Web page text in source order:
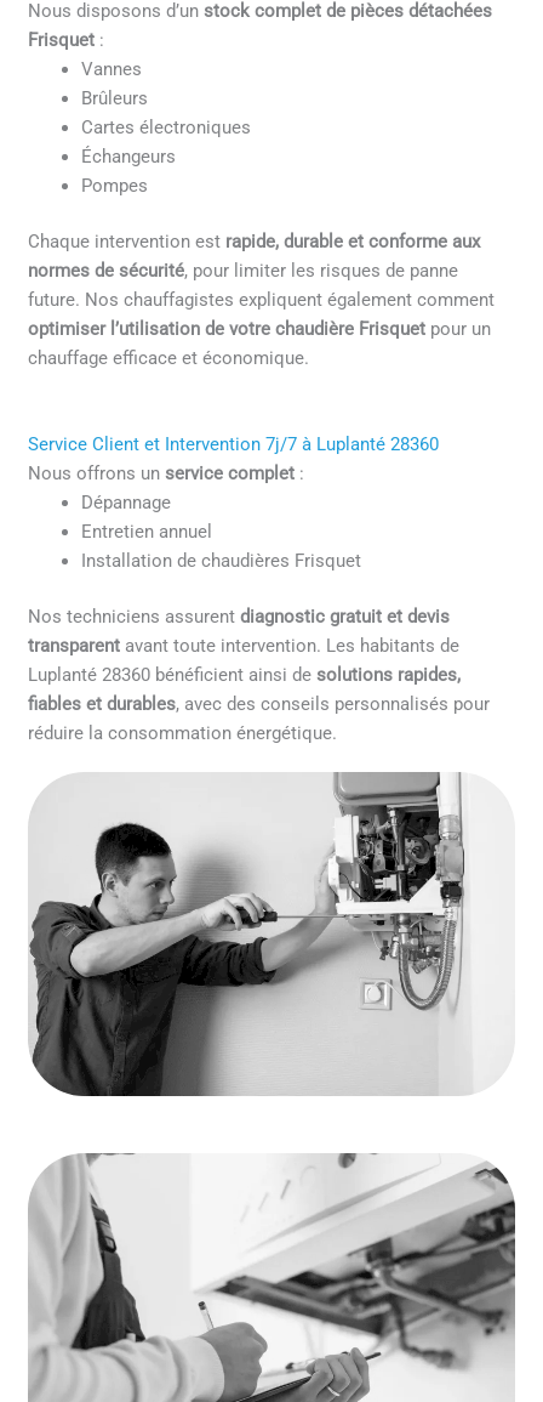
Nous disposons d’unstock complet de pièces détachées
Frisquet :
Vannes
Brûleurs
Cartes électroniques
Échangeurs
Pompes
Chaque intervention est rapide, durable et conforme aux
normes de sécurité, pour limiter les risques de panne
future. Nos chauffagistes expliquent également comment
optimiser l’utilisation de votre chaudière Frisquet pour un
chauffage efficace et économique.
Service Client et Intervention 7j/7 à Luplanté 28360
Nous offrons unservice complet :
Dépannage
Entretien annuel
Installation de chaudières Frisquet
Nos techniciens assurentdiagnostic gratuit et devis
transparent avant toute intervention. Les habitants de
Luplanté 28360 bénéficient ainsi desolutions rapides,
fiables et durables, avec des conseils personnalisés pour
réduire la consommation énergétique.